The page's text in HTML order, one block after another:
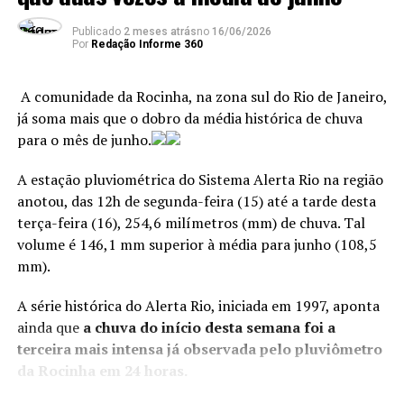
“Os agentes reuniram elementos que revelaram uma
divisão de funções entre os integrantes da quadrilha,
responsáveis por atividades como comércio de drogas,
lideranças e monitoramento dos acessos às
comunidades. Os policiais também identificaram
publicações em redes sociais nas quais os criminosos
símbolos ligados à facção criminosa”, informou a Polícia
Civil.
De acordo com balanço divulgado nesta terça-feira pela
Polícia Civil, desde o início da operação, mais de 370
Foram apreendidas cerca de 480 armas, entre elas 190
fuzis, além de mais de 51 mil munições.
Entidades que atuam em defesa dos direitos humanos
“OEl Niñoacaba criando
um bloqueio,
São Paulo e não permite
que as frentes frias
avancem tanto para a
região do Sudeste e
também um pouco para a
região Centro-Oeste”,
>> Siga o canal da Agência Brasilno WhatsApp
Publicado 2 meses atrásno 16/06/2026
Por Redação Informe 360
A comunidade da Rocinha, na zona sul do Rio de Janeiro,
já soma mais que o dobro da média histórica de chuva
para o mês de junho.
A estação pluviométrica do Sistema Alerta Rio na região
anotou, das 12h de segunda-feira (15) até a tarde desta
terça-feira (16), 254,6 milímetros (mm) de chuva. Tal
volume é 146,1 mm superior à média para junho (108,5
mm).
A série histórica do Alerta Rio, iniciada em 1997, aponta
ainda que a chuva do início desta semana foi a
terceira mais intensa já observada pelo pluviômetro
da Rocinha em 24 horas.